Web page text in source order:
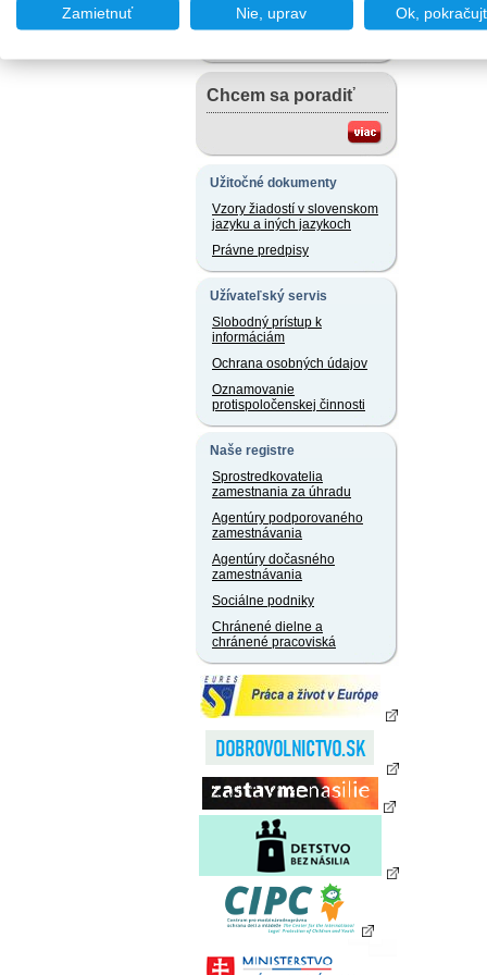
Chcem sa poradiť
Užitočné dokumenty
Vzory žiadostí v slovenskom
jazyku a iných jazykoch
Právne predpisy
Užívateľský servis
Slobodný prístup k
informáciám
Ochrana osobných údajov
Oznamovanie
protispoločenskej činnosti
Naše registre
Sprostredkovatelia
zamestnania za úhradu
Agentúry podporovaného
zamestnávania
Agentúry dočasného
zamestnávania
Sociálne podniky
Chránené dielne a
chránené pracoviská
Zamietnuť Nie, uprav Ok,